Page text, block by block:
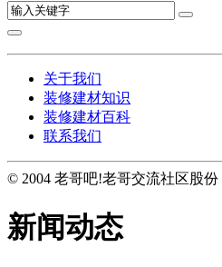
关于我们
装修建材知识
装修建材百科
联系我们
© 2004 老哥吧!老哥交流社区股份
新闻动态